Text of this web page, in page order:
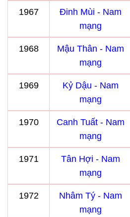
1967
Đinh Mùi - Nam
mạng
1968
Mậu Thân - Nam
mạng
1969
Kỷ Dậu - Nam
mạng
1970
Canh Tuất - Nam
mạng
1971
Tân Hợi - Nam
mạng
1972
Nhâm Tý - Nam
mạng